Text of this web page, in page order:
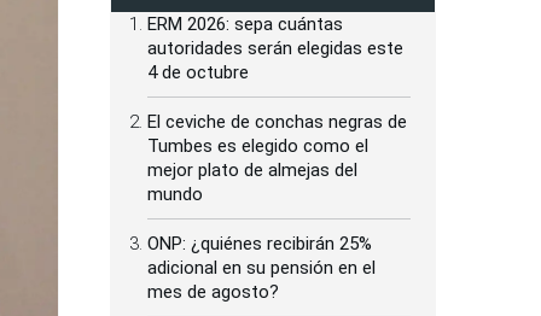
ERM 2026: sepa cuántas
autoridades serán elegidas este
4 de octubre
El ceviche de conchas negras de
Tumbes es elegido como el
mejor plato de almejas del
mundo
ONP: ¿quiénes recibirán 25%
adicional en su pensión en el
mes de agosto?